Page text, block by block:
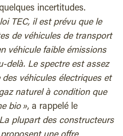
incertitudes.
TEC, il est prévu que le
de véhicules de transport
véhicule faible émissions
delà. Le spectre est assez
véhicules électriques et
naturel à condition que
bio », a rappelé le
plupart des constructeurs